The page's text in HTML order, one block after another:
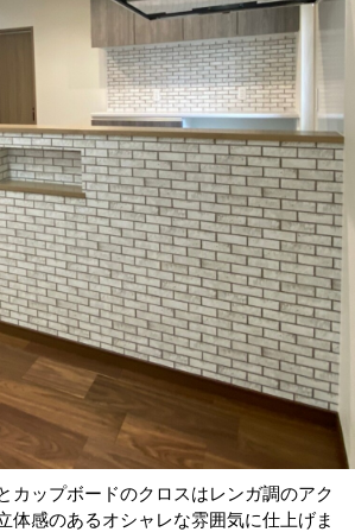
カップボードのクロスはレンガ調のアク
体感のあるオシャレな雰囲気に仕上げま